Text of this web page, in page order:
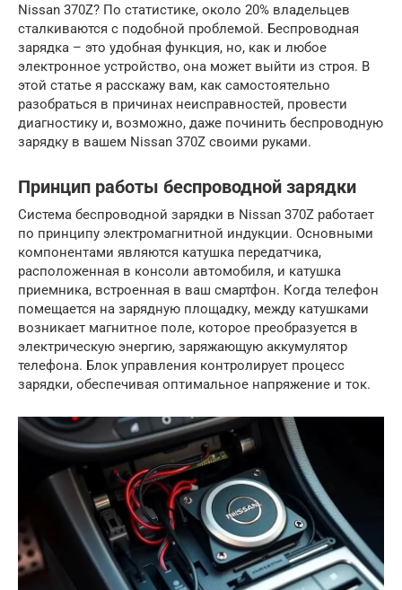
Nissan 370Z? По статистике, около 20% владельцев
сталкиваются с подобной проблемой. Беспроводная
зарядка – это удобная функция, но, как и любое
электронное устройство, она может выйти из строя. В
этой статье я расскажу вам, как самостоятельно
разобраться в причинах неисправностей, провести
диагностику и, возможно, даже починить беспроводную
зарядку в вашем Nissan 370Z своими руками.
Принцип работы беспроводной зарядки
Система беспроводной зарядки в Nissan 370Z работает
по принципу электромагнитной индукции. Основными
компонентами являются катушка передатчика,
расположенная в консоли автомобиля, и катушка
приемника, встроенная в ваш смартфон. Когда телефон
помещается на зарядную площадку, между катушками
возникает магнитное поле, которое преобразуется в
электрическую энергию, заряжающую аккумулятор
телефона. Блок управления контролирует процесс
зарядки, обеспечивая оптимальное напряжение и ток.